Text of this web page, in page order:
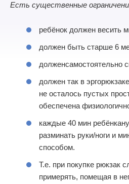
Есть существенные
ребёнок должен весить
должен быть старше 6
долженсамостоятельно
должен так в
не осталось пустых
обеспечена
каждые 40 мин
разминать руки/ноги и
способом.
Т.е. при покупке рюкзак
примерять, помещая в